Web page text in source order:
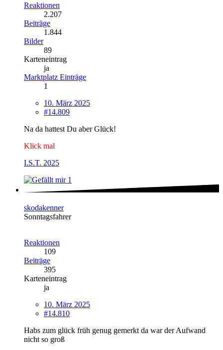
Reaktionen
2.207
Beiträge
1.844
Bilder
89
Karteneintrag
ja
Marktplatz Einträge
1
10. März 2025
#14.809
Na da hattest Du aber Glück!
Klick mal
I.S.T. 2025
1
skodakenner
Sonntagsfahrer
Reaktionen
109
Beiträge
395
Karteneintrag
ja
10. März 2025
#14.810
Habs zum glück früh genug gemerkt da war der Aufwand
nicht so groß